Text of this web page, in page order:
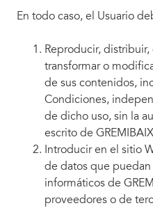
En todo caso, el Usuario
Reproducir,
transformar o
de sus contenidos,
Condiciones,
de dicho uso, sin la
escrito de
Introducir en el sitio
de datos que puedan
informáticos de
proveedores o de